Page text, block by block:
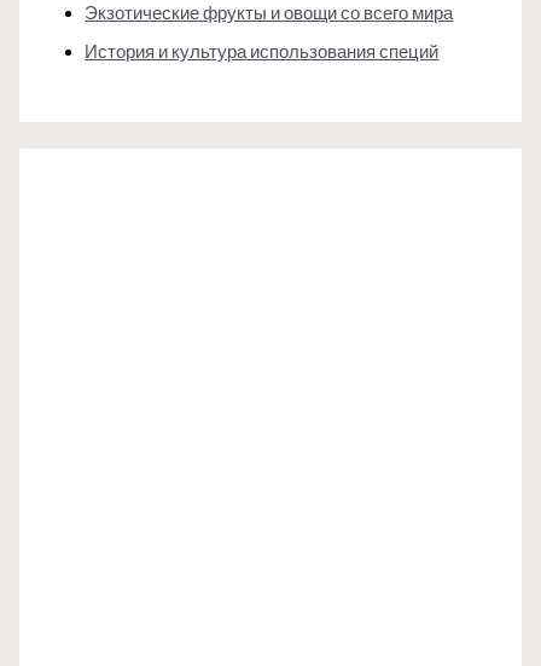
Экзотические фрукты и овощи со всего мира
История и культура использования специй